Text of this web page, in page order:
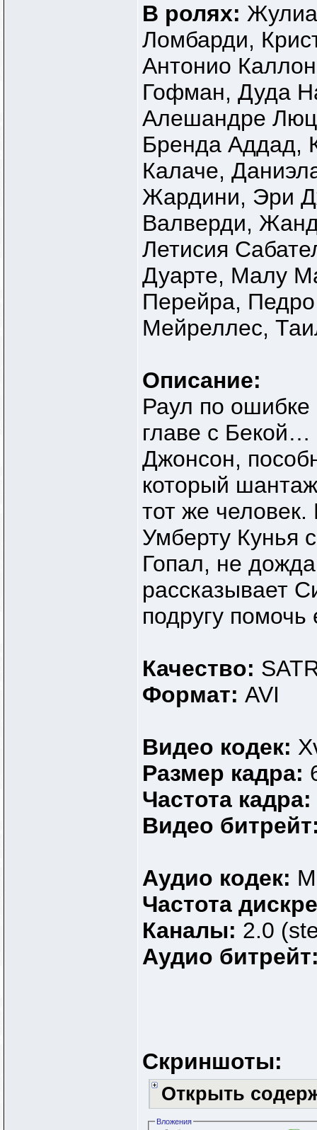
В ролях:
Ломбарди,
Антонио
Гофман, Дуда
Алешандре
Бренда Аддад,
Калаче,
Жардини, Эри
Валверди,
Летисия
Дуарте, Малу
Перейра,
Мейреллес,
Описание:
Раул по ошибке
главе с Бекой…
Джонсон,
который
тот же
Умберту Кунья
Гопал, не
рассказывает
подругу помочь
Качество:
Формат: AVI
Видео кодек:
Размер кадра:
Частота кадра:
Видео
Аудио кодек:
Частота
Каналы: 2.0
Аудио
Скриншоты:
Открыть
Вложения